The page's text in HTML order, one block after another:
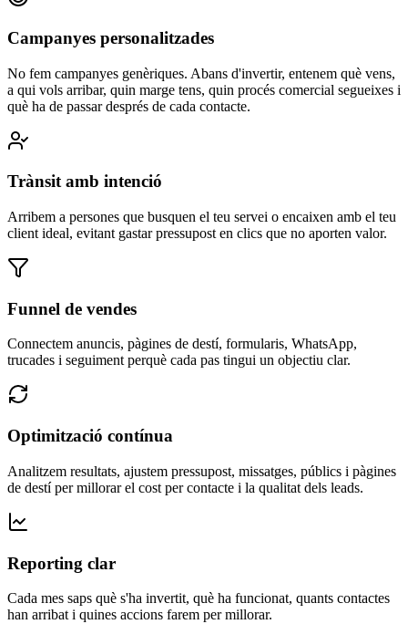
Campanyes personalitzades
No fem campanyes genèriques. Abans d'invertir, entenem què vens,
a qui vols arribar, quin marge tens, quin procés comercial segueixes i
què ha de passar després de cada contacte.
Trànsit amb intenció
Arribem a persones que busquen el teu servei o encaixen amb el teu
client ideal, evitant gastar pressupost en clics que no aporten valor.
Funnel de vendes
Connectem anuncis, pàgines de destí, formularis, WhatsApp,
trucades i seguiment perquè cada pas tingui un objectiu clar.
Optimització contínua
Analitzem resultats, ajustem pressupost, missatges, públics i pàgines
de destí per millorar el cost per contacte i la qualitat dels leads.
Reporting clar
Cada mes saps què s'ha invertit, què ha funcionat, quants contactes
han arribat i quines accions farem per millorar.